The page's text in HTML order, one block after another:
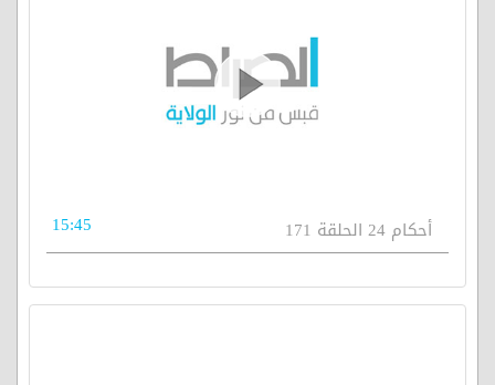
أحكام 24 الحلقة 171 15:45